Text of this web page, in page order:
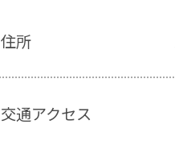
住所
交通アクセス